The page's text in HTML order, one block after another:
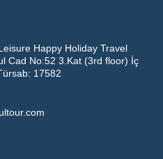
Happy Holiday Travel
Cad No:52 3.Kat (3rd floor) İç
17582